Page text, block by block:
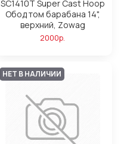
SC1410T Super Cast Hoop
Обод том барабана 14",
верхний, Zowag
2000р.
НЕТ В НАЛИЧИИ